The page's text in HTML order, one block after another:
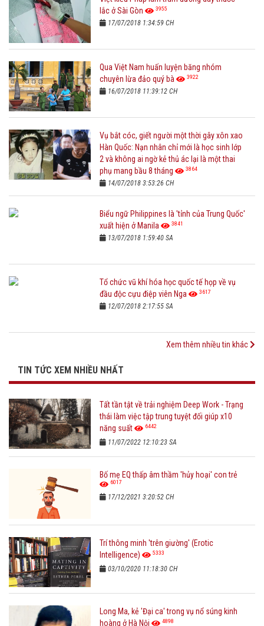
lắc ở Sài Gòn
3955
17/07/2018 1:34:59 CH
Qua Việt Nam huấn luyện băng nhóm
chuyên lừa đảo quý bà
3922
16/07/2018 11:39:12 CH
Vụ bắt cóc, giết người một thời gây xôn xao
Hàn Quốc: Nạn nhân chỉ mới là học sinh lớp
2 và không ai ngờ kẻ thủ ác lại là một thai
phụ mang bầu 8 tháng
3864
14/07/2018 3:53:26 CH
Biểu ngữ Philippines là 'tỉnh của Trung Quốc'
xuất hiện ở Manila
3841
13/07/2018 1:59:40 SA
Tổ chức vũ khí hóa học quốc tế họp về vụ
đầu độc cựu điệp viên Nga
3617
12/07/2018 2:17:55 SA
Xem thêm nhiều tin khác
TIN TỨC XEM NHIỀU NHẤT
Tất tần tật về trải nghiệm Deep Work - Trạng
thái làm việc tập trung tuyệt đối giúp x10
năng suất
6442
11/07/2022 12:10:23 SA
Bố mẹ EQ thấp âm thầm 'hủy hoại' con trẻ
6017
17/12/2021 3:20:52 CH
Trí thông minh 'trên giường' (Erotic
Intelligence)
5333
03/10/2020 11:18:30 CH
Long Ma, kẻ 'Đại ca' trong vụ nổ súng kinh
hoàng ở Hà Nội
4898